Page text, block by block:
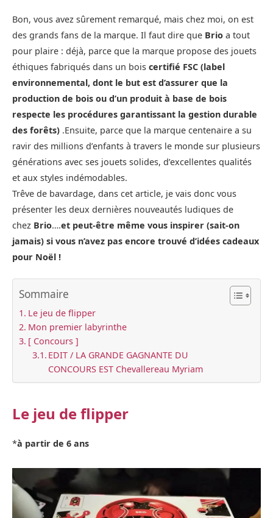
Bon, vous avez sûrement remarqué, mais chez moi, on est
des grands fans de la marque. Il faut dire que Brio a tout
pour plaire : déjà, parce que la marque propose des jouets
éthiques fabriqués dans un bois certifié FSC (label
environnemental, dont le but est d’assurer que la
production de bois ou d’un produit à base de bois
respecte les procédures garantissant la gestion durable
des forêts) .Ensuite, parce que la marque centenaire a su
ravir des millions d’enfants à travers le monde sur plusieurs
générations avec ses jouets solides, d’excellentes qualités
et aux styles indémodables.
Trêve de bavardage, dans cet article, je vais donc vous
présenter les deux dernières nouveautés ludiques de
chez Brio….et peut-être même vous inspirer (sait-on
jamais) si vous n’avez pas encore trouvé d’idées cadeaux
pour Noël !
Sommaire
Le jeu de flipper
Mon premier labyrinthe
[ Concours ]
EDIT / LA GRANDE GAGNANTE DU
CONCOURS EST Chevallereau Myriam
Le jeu de flipper
*à partir de 6 ans